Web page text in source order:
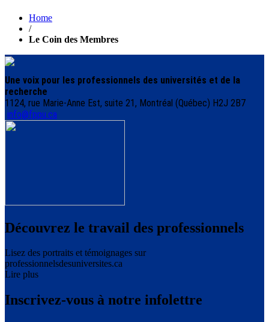
Home
/
Le Coin des Membres
Une voix pour les professionnels des universités et de la
recherche
1124, rue Marie-Anne Est, suite 21, Montréal (Québec) H2J 2B7
info@fppu.ca
Découvrez le travail des professionnels
Lisez des portraits et témoignages sur
professionnelsdesuniversites.ca
Lire plus
Inscrivez-vous à notre infolettre